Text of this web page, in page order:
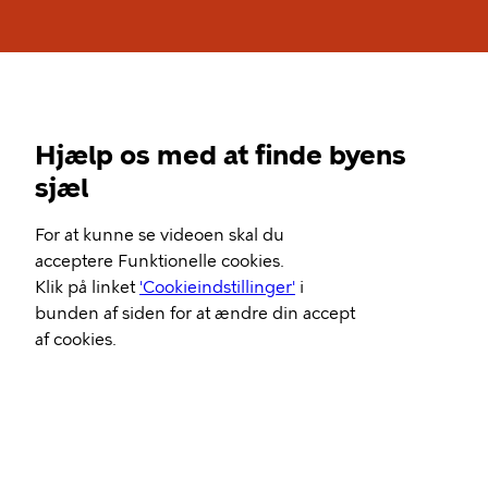
Hjælp os med at finde byens
sjæl
Video
Url
For at kunne se videoen skal du
acceptere Funktionelle cookies.
Klik på linket 'Cookieindstillinger' i
bunden af siden for at ændre din accept
af cookies.